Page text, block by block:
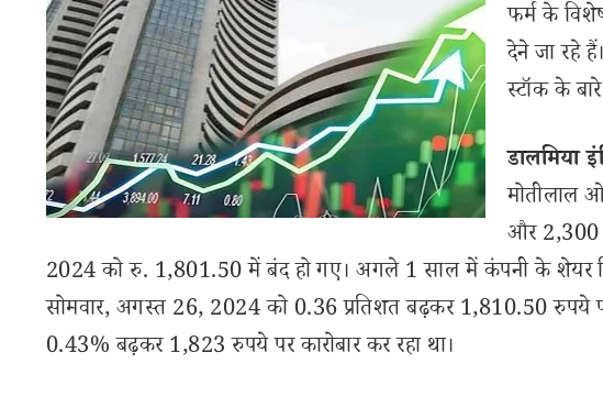
फर्म के
देने जा रहे
स्टॉक के
डालमिया
मोतीलाल
और 2,300
2024 को रु. 1,801.50 में बंद हो गए। अगले 1 साल में कंपनी के शेयर
सोमवार, अगस्त 26, 2024 को 0.36 प्रतिशत बढ़कर 1,810.50
0.43% बढ़कर 1,823 रुपये पर कारोबार कर रहा था।